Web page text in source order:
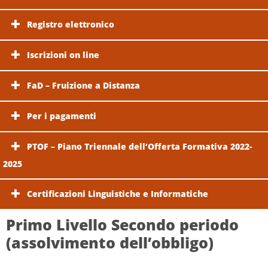
Registro elettronico
Iscrizioni on line
FaD – Fruizione a Distanza
Per i pagamenti
PTOF – Piano Triennale dell’Offerta Formativa 2022-
2025
Certificazioni Linguistiche e Informatiche
Primo Livello Secondo periodo
(assolvimento dell’obbligo)